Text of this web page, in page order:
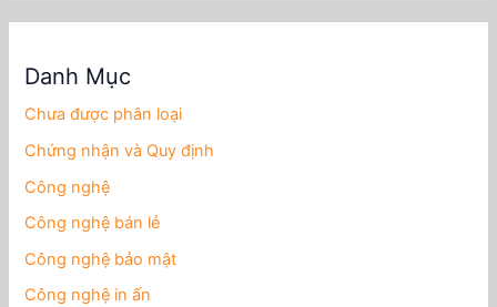
Danh Mục
Chưa được phân loại
Chứng nhận và Quy định
Công nghệ
Công nghệ bán lẻ
Công nghệ bảo mật
Công nghệ in ấn